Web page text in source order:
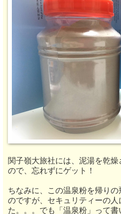
関子嶺大旅社には、泥湯を乾
ので、忘れずにゲット！
ちなみに、この温泉粉を帰り
のですが、セキュリティーの
た。。。でも「温泉粉」って